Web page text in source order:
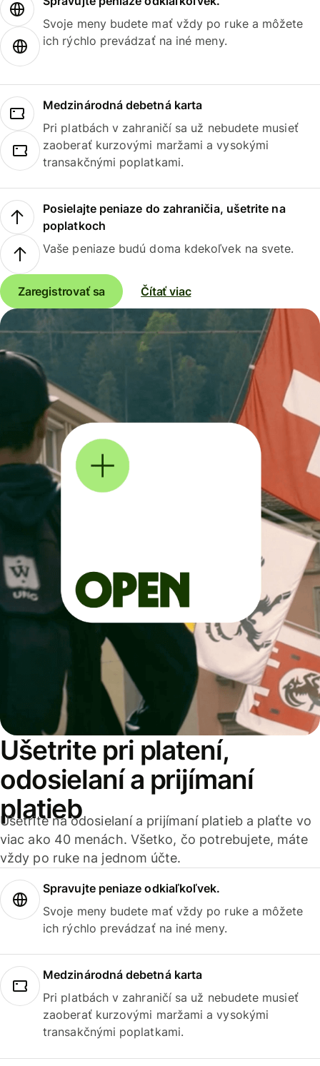
Svoje meny budete mať vždy po ruke a môžete
ich rýchlo prevádzať na iné meny.
Medzinárodná debetná karta
Pri platbách v zahraničí sa už nebudete musieť
zaoberať kurzovými maržami a vysokými
transakčnými poplatkami.
Posielajte peniaze do zahraničia, ušetrite na
poplatkoch
Vaše peniaze budú doma kdekoľvek na svete.
Zaregistrovať sa Čítať viac
Ušetrite pri platení,
odosielaní a prijímaní
platieb
Ušetrite na odosielaní a prijímaní platieb a plaťte vo
viac ako 40 menách. Všetko, čo potrebujete, máte
vždy po ruke na jednom účte.
Spravujte peniaze odkiaľkoľvek.
Svoje meny budete mať vždy po ruke a môžete
ich rýchlo prevádzať na iné meny.
Medzinárodná debetná karta
Pri platbách v zahraničí sa už nebudete musieť
zaoberať kurzovými maržami a vysokými
transakčnými poplatkami.